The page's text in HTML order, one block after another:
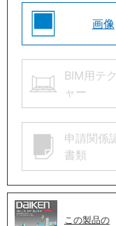
画像
BIM用テ
ャー
申請関係
書類
この製品の